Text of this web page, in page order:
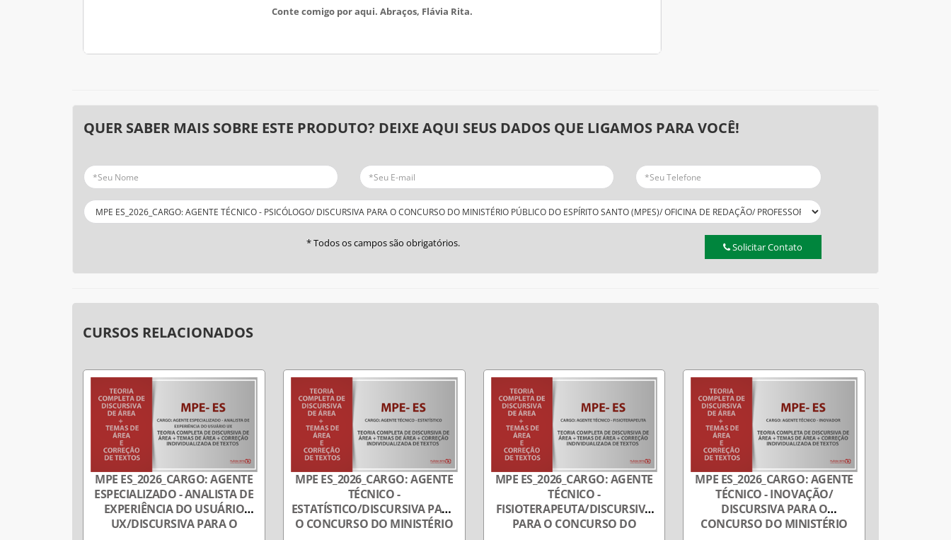
Conte comigo por aqui. Abraços, Flávia Rita.
QUER SABER MAIS SOBRE ESTE PRODUTO? DEIXE AQUI SEUS DADOS QUE LIGAMOS PARA VOCÊ!
* Todos os campos são obrigatórios. Solicitar Contato
CURSOS RELACIONADOS
MPE ES_2026_CARGO: AGENTE
ESPECIALIZADO - ANALISTA DE
EXPERIÊNCIA DO USUÁRIO
UX/DISCURSIVA PARA O
MPE ES_2026_CARGO: AGENTE
TÉCNICO -
ESTATÍSTICO/DISCURSIVA PARA
O CONCURSO DO MINISTÉRIO
MPE ES_2026_CARGO: AGENTE
TÉCNICO -
FISIOTERAPEUTA/DISCURSIVA
PARA O CONCURSO DO
MPE ES_2026_CARGO: AGENTE
TÉCNICO - INOVAÇÃO/
DISCURSIVA PARA O
CONCURSO DO MINISTÉRIO